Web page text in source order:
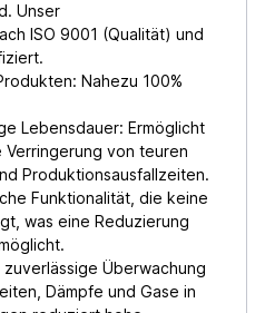
Unser
ISO 9001 (Qualität) und
Nahezu 100%
Lebensdauer: Ermöglicht
Verringerung von teuren
Produktionsausfallzeiten.
Funktionalität, die keine
was eine Reduzierung
Überwachung
Dämpfe und Gase in